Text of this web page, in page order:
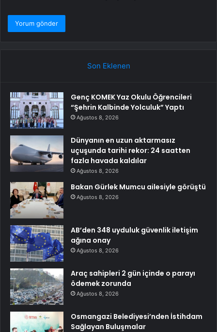
Son Eklenen
Genç KOMEK Yaz Okulu Öğrencileri
“Şehrin Kalbinde Yolculuk” Yaptı
Ağustos 8, 2026
Dünyanın en uzun aktarmasız
uçuşunda tarihi rekor: 24 saatten
fazla havada kaldılar
Ağustos 8, 2026
Bakan Gürlek Mumcu ailesiyle görüştü
Ağustos 8, 2026
AB’den 348 uyduluk güvenlik iletişim
ağına onay
Ağustos 8, 2026
Araç sahipleri 2 gün içinde o parayı
ödemek zorunda
Ağustos 8, 2026
Osmangazi Belediyesi’nden İstihdam
Sağlayan Buluşmalar